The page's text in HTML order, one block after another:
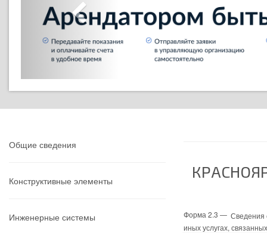
Общие сведения
Конструктивные элементы
Инженерные системы Форма 2.3 — Сведения
иных услугах,